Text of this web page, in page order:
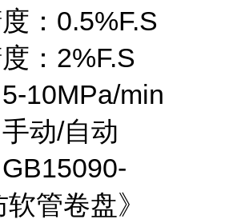
：0.5%F.S
：2%F.S
10MPa/min
动/自动
管卷盘》